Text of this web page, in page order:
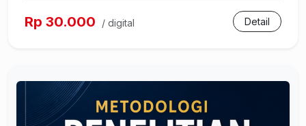
Rp 30.000 / digital Detail